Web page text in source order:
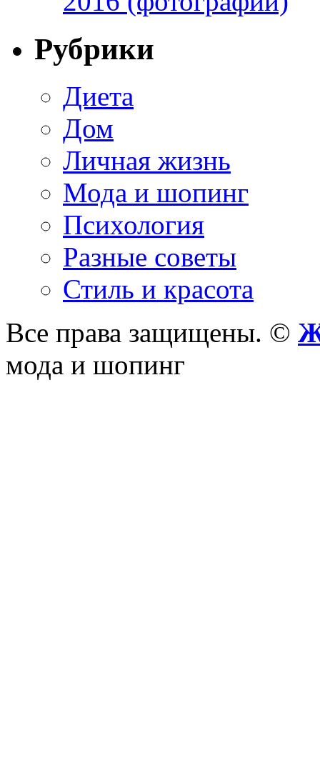
Рубрики
Диета
Дом
Личная жизнь
Мода и шопинг
Психология
Разные советы
Стиль и красота
Все права защищены. ©
мода и шопинг